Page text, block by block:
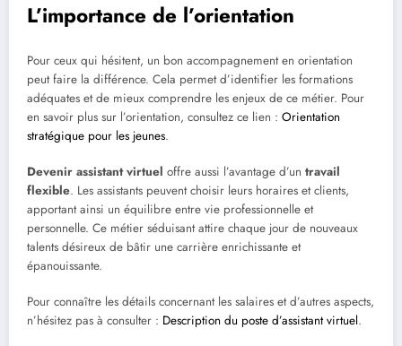
L’importance de l’orientation
Pour ceux qui hésitent, un bon accompagnement en orientation
peut faire la différence. Cela permet d’identifier les formations
adéquates et de mieux comprendre les enjeux de ce métier. Pour
en savoir plus sur l’orientation, consultez ce lien : Orientation
stratégique pour les jeunes.
Devenir assistant virtuel offre aussi l’avantage d’un travail
flexible. Les assistants peuvent choisir leurs horaires et clients,
apportant ainsi un équilibre entre vie professionnelle et
personnelle. Ce métier séduisant attire chaque jour de nouveaux
talents désireux de bâtir une carrière enrichissante et
épanouissante.
Pour connaître les détails concernant les salaires et d’autres aspects,
n’hésitez pas à consulter : Description du poste d’assistant virtuel.